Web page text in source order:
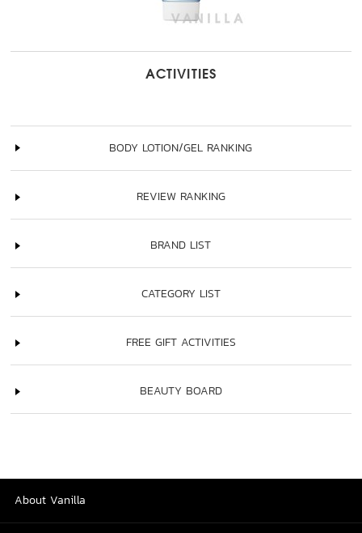
ACTIVITIES
BODY LOTION/GEL RANKING
REVIEW RANKING
BRAND LIST
CATEGORY LIST
FREE GIFT ACTIVITIES
BEAUTY BOARD
About Vanilla